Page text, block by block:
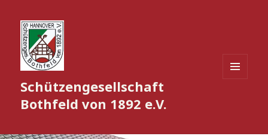
Schützengesellschaft
Bothfeld von 1892 e.V.